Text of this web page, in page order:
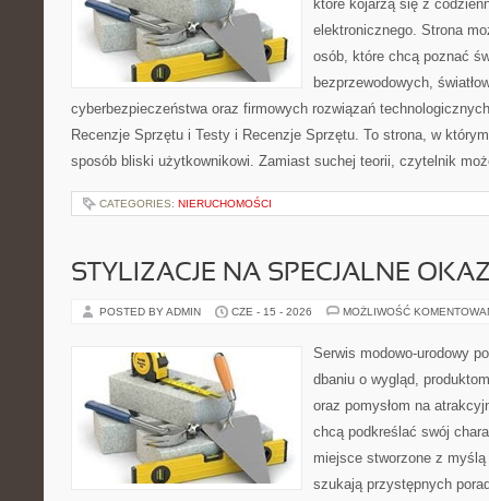
które kojarzą się z
elektronicznego. Strona
osób, które chcą poznać
bezprzewodowych,
cyberbezpieczeństwa oraz firmowych rozwiązań
Recenzje Sprzętu i Testy i Recenzje Sprzętu. To strona, w
sposób bliski użytkownikowi. Zamiast suchej teorii, czytelnik
CATEGORIES: NIERUCHOMOŚCI
STYLIZACJE NA SPECJALNE
POSTED BY ADMIN CZE - 15 - 2026 MOŻLIWOŚĆ
Serwis modowo-urodowy
dbaniu o wygląd,
oraz pomysłom na
chcą podkreślać swój
miejsce stworzone z
szukają przystępnych